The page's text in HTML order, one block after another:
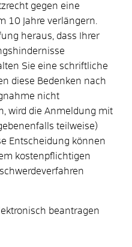
gegen eine
10 Jahre verlängern.
heraus, dass Ihrer
Sie eine schriftliche
diese Bedenken nach
nicht
wird die Anmeldung mit
teilweise)
Entscheidung können
kostenpflichtigen
beantragen